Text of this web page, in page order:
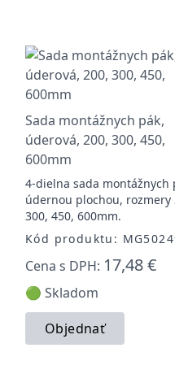
Sada montážnych pák,
úderová, 200, 300, 450,
600mm
4-dielna sada montážnych
údernou plochou, rozmery
300, 450, 600mm.
Kód produktu: MG50249
Cena s DPH: 17,48 €
🟢 Skladom
Objednať